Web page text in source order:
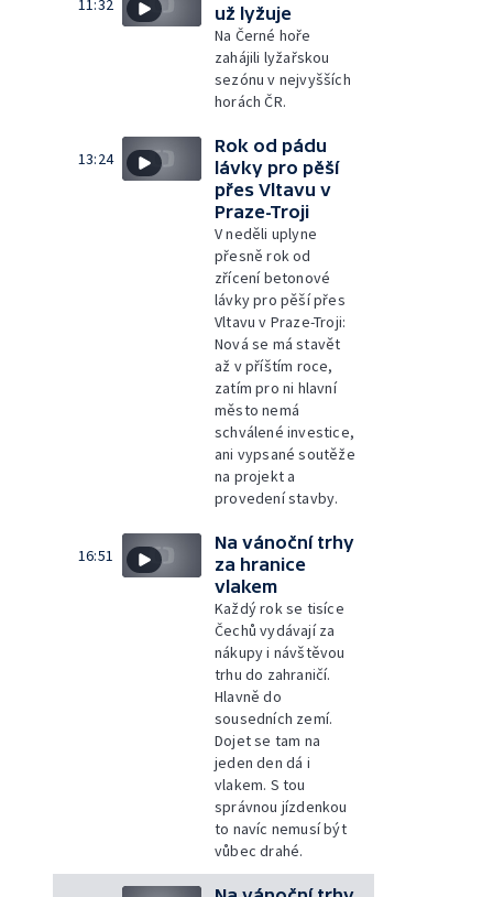
už lyžuje
Na Černé hoře
zahájili lyžařskou
sezónu v nejvyšších
horách ČR.
13:24
Rok od pádu
lávky pro pěší
přes Vltavu v
Praze-Troji
V neděli uplyne
přesně rok od
zřícení betonové
lávky pro pěší přes
Vltavu v Praze-Troji:
Nová se má stavět
až v příštím roce,
zatím pro ni hlavní
město nemá
schválené investice,
ani vypsané soutěže
na projekt a
provedení stavby.
16:51
Na vánoční trhy
za hranice
vlakem
Každý rok se tisíce
Čechů vydávají za
nákupy i návštěvou
trhu do zahraničí.
Hlavně do
sousedních zemí.
Dojet se tam na
jeden den dá i
vlakem. S tou
správnou jízdenkou
to navíc nemusí být
vůbec drahé.